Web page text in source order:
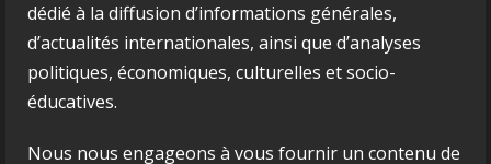
dédié à la diffusion d’informations générales,
d’actualités internationales, ainsi que d’analyses
politiques, économiques, culturelles et socio-
éducatives.
Nous nous engageons à vous fournir un contenu de